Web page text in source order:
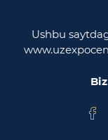
Trade
Ushbu